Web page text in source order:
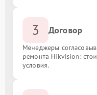
3 Договор
Менеджеры
ремонта Hikvision:
условия.